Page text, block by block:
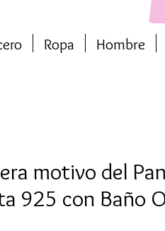
Ropa Hombre
motivo del
925 con Baño